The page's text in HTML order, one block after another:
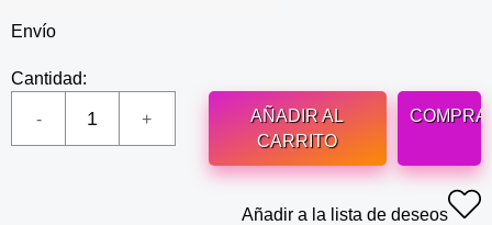
Envío
Cantidad:
AÑADIR AL
CARRITO
Añadir a la lista de deseos